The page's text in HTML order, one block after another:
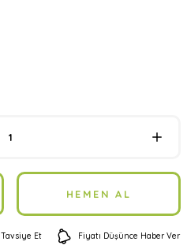
HEMEN AL
Tavsiye Et Fiyatı Düşünce Haber Ver